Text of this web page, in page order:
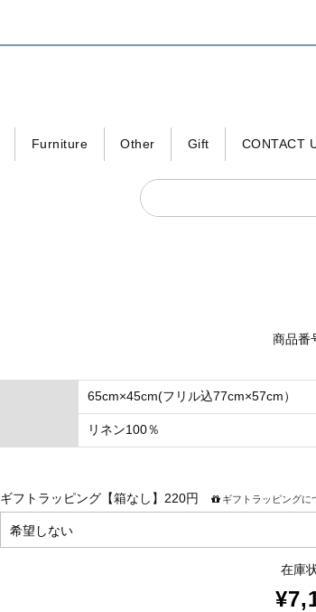
Furniture Other Gift CONTACT
検索キーワード
商品番
65cm×45cm(フリル込77cm×57cm）
リネン100％
ギフトラッピング【箱なし】220円 ギフトラッピングに
在庫